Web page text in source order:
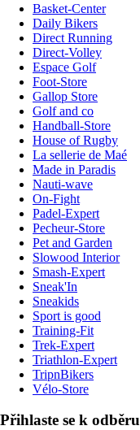
Basket-Center
Daily Bikers
Direct Running
Direct-Volley
Espace Golf
Foot-Store
Gallop Store
Golf and co
Handball-Store
House of Rugby
La sellerie de Maé
Made in Paradis
Nauti-wave
On-Fight
Padel-Expert
Pecheur-Store
Pet and Garden
Slowood Interior
Smash-Expert
Sneak'In
Sneakids
Sport is good
Training-Fit
Trek-Expert
Triathlon-Expert
TripnBikers
Vélo-Store
Přihlaste se k